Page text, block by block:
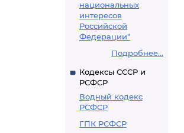
национальных
интересов
Российской
Федерации"
Подробнее...
Кодексы СССР и
РСФСР
Водный кодекс
РСФСР
ГПК РСФСР